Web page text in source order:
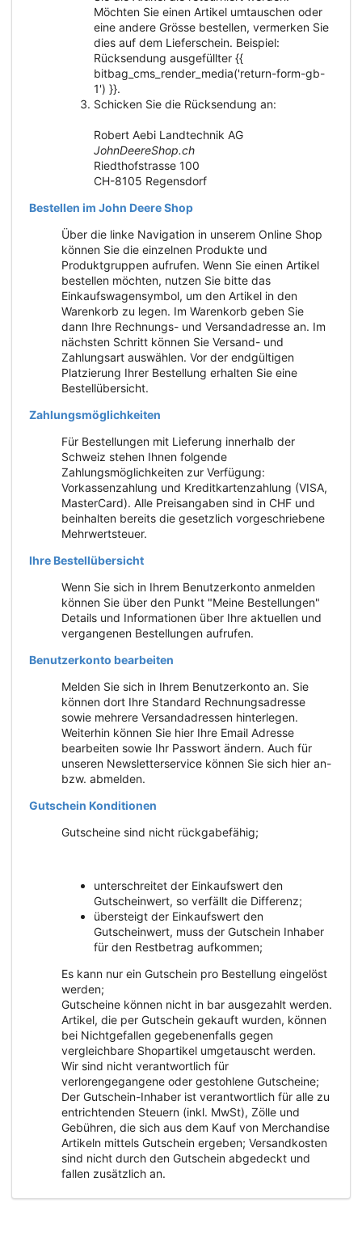
Möchten Sie einen Artikel umtauschen oder
eine andere Grösse bestellen, vermerken Sie
dies auf dem Lieferschein. Beispiel:
Rücksendung ausgefüllter {{
bitbag_cms_render_media('return-form-gb-
1') }}.
Schicken Sie die Rücksendung an:
Robert Aebi Landtechnik AG
JohnDeereShop.ch
Riedthofstrasse 100
CH-8105 Regensdorf
Bestellen im John Deere Shop
Über die linke Navigation in unserem Online Shop
können Sie die einzelnen Produkte und
Produktgruppen aufrufen. Wenn Sie einen Artikel
bestellen möchten, nutzen Sie bitte das
Einkaufswagensymbol, um den Artikel in den
Warenkorb zu legen. Im Warenkorb geben Sie
dann Ihre Rechnungs- und Versandadresse an. Im
nächsten Schritt können Sie Versand- und
Zahlungsart auswählen. Vor der endgültigen
Platzierung Ihrer Bestellung erhalten Sie eine
Bestellübersicht.
Zahlungsmöglichkeiten
Für Bestellungen mit Lieferung innerhalb der
Schweiz stehen Ihnen folgende
Zahlungsmöglichkeiten zur Verfügung:
Vorkassenzahlung und Kreditkartenzahlung (VISA,
MasterCard). Alle Preisangaben sind in CHF und
beinhalten bereits die gesetzlich vorgeschriebene
Mehrwertsteuer.
Ihre Bestellübersicht
Wenn Sie sich in Ihrem Benutzerkonto anmelden
können Sie über den Punkt "Meine Bestellungen"
Details und Informationen über Ihre aktuellen und
vergangenen Bestellungen aufrufen.
Benutzerkonto bearbeiten
Melden Sie sich in Ihrem Benutzerkonto an. Sie
können dort Ihre Standard Rechnungsadresse
sowie mehrere Versandadressen hinterlegen.
Weiterhin können Sie hier Ihre Email Adresse
bearbeiten sowie Ihr Passwort ändern. Auch für
unseren Newsletterservice können Sie sich hier an-
bzw. abmelden.
Gutschein Konditionen
Gutscheine sind nicht rückgabefähig;
unterschreitet der Einkaufswert den
Gutscheinwert, so verfällt die Differenz;
übersteigt der Einkaufswert den
Gutscheinwert, muss der Gutschein Inhaber
für den Restbetrag aufkommen;
Es kann nur ein Gutschein pro Bestellung eingelöst
werden;
Gutscheine können nicht in bar ausgezahlt werden.
Artikel, die per Gutschein gekauft wurden, können
bei Nichtgefallen gegebenenfalls gegen
vergleichbare Shopartikel umgetauscht werden.
Wir sind nicht verantwortlich für
verlorengegangene oder gestohlene Gutscheine;
Der Gutschein-Inhaber ist verantwortlich für alle zu
entrichtenden Steuern (inkl. MwSt), Zölle und
Gebühren, die sich aus dem Kauf von Merchandise
Artikeln mittels Gutschein ergeben; Versandkosten
sind nicht durch den Gutschein abgedeckt und
fallen zusätzlich an.